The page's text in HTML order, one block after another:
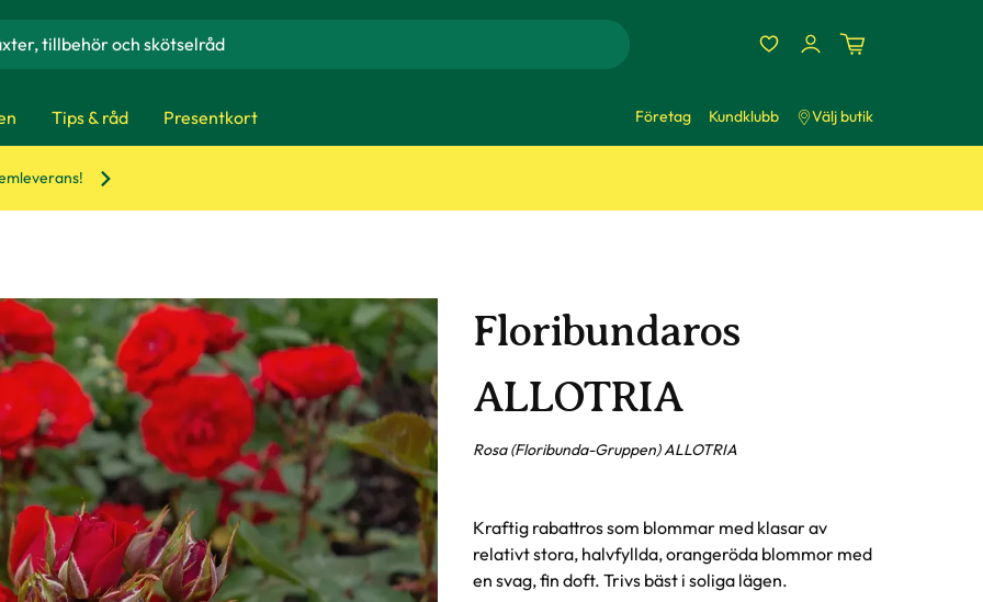
Tips & råd Presentkort Företag Kundklubb Välj butik
Floribundaros
ALLOTRIA
Rosa (Floribunda-Gruppen) ALLOTRIA
Kraftig rabattros som blommar med klasar av
relativt stora, halvfyllda, orangeröda blommor med
en svag, fin doft. Trivs bäst i soliga lägen.